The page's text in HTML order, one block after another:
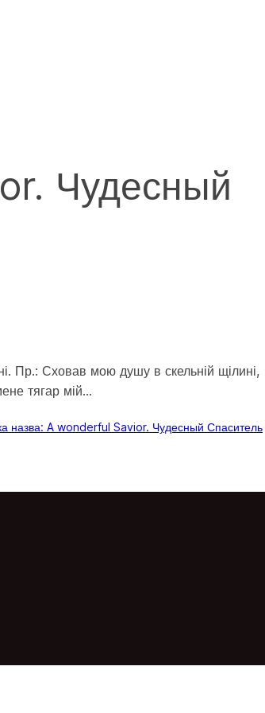
Чудесный
Пр.: Сховав мою душу в скельній щілині,
тягар мій…
назва: A wonderful Savior. Чудесный Спаситель